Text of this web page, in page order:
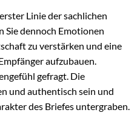
Linie der sachlichen
dennoch Emotionen
zu verstärken und eine
aufzubauen.
gefragt. Die
und authentisch sein und
des Briefes untergraben.